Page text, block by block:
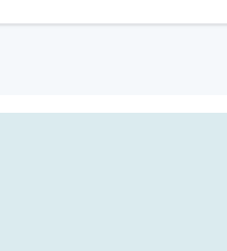
لجعل أسنانك أكثر